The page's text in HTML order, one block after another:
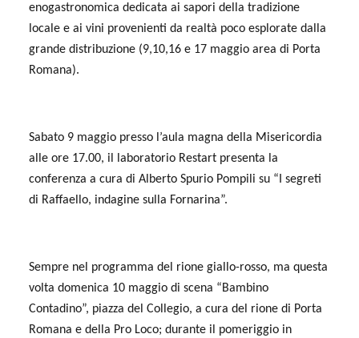
enogastronomica dedicata ai sapori della tradizione
locale e ai vini provenienti da realtà poco esplorate dalla
grande distribuzione (9,10,16 e 17 maggio area di Porta
Romana).
Sabato 9 maggio presso l’aula magna della Misericordia
alle ore 17.00, il laboratorio Restart presenta la
conferenza a cura di Alberto Spurio Pompili su “I segreti
di Raffaello, indagine sulla Fornarina”.
Sempre nel programma del rione giallo-rosso, ma questa
volta domenica 10 maggio di scena “Bambino
Contadino”, piazza del Collegio, a cura del rione di Porta
Romana e della Pro Loco; durante il pomeriggio in